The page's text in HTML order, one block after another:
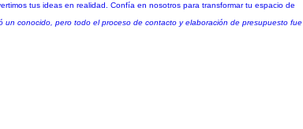
tus ideas en realidad. Confía en nosotros para transformar tu espacio de
conocido, pero todo el proceso de contacto y elaboración de presupuesto fue